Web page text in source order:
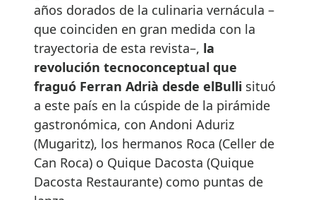
años dorados de la culinaria vernácula –
que coinciden en gran medida con la
trayectoria de esta revista–, la
revolución tecnoconceptual que
fraguó Ferran Adrià desde elBulli situó
a este país en la cúspide de la pirámide
gastronómica, con Andoni Aduriz
(Mugaritz), los hermanos Roca (Celler de
Can Roca) o Quique Dacosta (Quique
Dacosta Restaurante) como puntas de